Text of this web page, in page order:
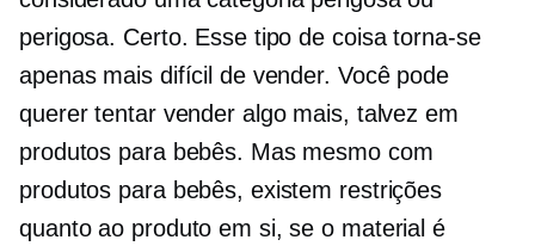
perigosa. Certo. Esse tipo de coisa torna-se
apenas mais difícil de vender. Você pode
querer tentar vender algo mais, talvez em
produtos para bebês. Mas mesmo com
produtos para bebês, existem restrições
quanto ao produto em si, se o material é